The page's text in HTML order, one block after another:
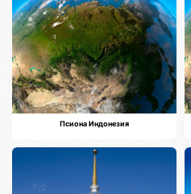
Псиона Индонезия